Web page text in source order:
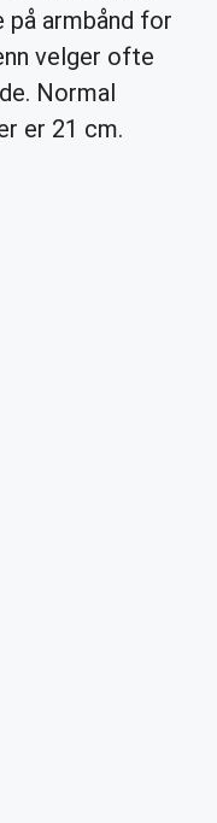
på armbånd for
velger ofte
Normal
er 21 cm.